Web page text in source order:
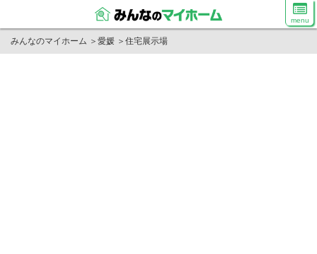
menu
みんなのマイホーム ＞ 愛媛 ＞ 住宅展示場